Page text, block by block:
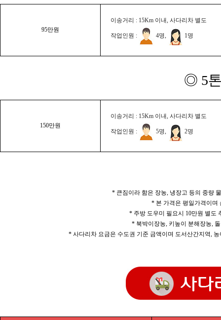
95만원
이송거리 : 15Km 이내, 사다리차 별도
작업인원 : 4명, 1명
◎ 5
150만원
이송거리 : 15Km 이내, 사다리차 별도
작업인원 : 5명, 2명
* 큰짐이라 함은 장농, 냉장고 등의 중량
* 본 가격은 평일가격이며
* 주방 도우미 필요시 10만원 별도
* 북박이장농, 키높이 분해장농,
* 사다리차 요금은 수도권 기준 금액이며 도서산간지역,